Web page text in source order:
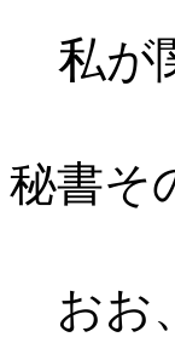
私が
秘書そ
おお、